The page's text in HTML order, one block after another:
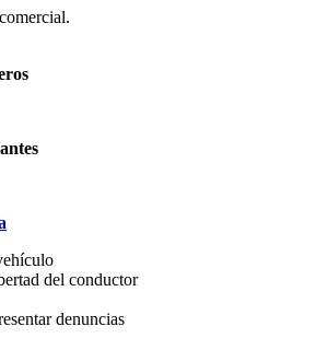
del conductor
denuncias